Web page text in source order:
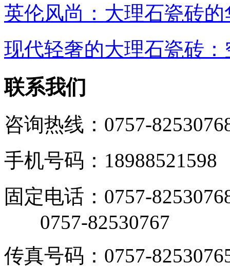
英伦风尚：大理石瓷砖
现代轻奢的大理石瓷砖
联系我们
咨询热线：0757-
手机号码：18988521598
固定电话：0757-
0757-82530767
传真号码：0757-